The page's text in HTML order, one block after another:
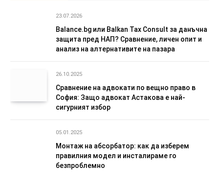
23.07.2026
Balance.bg или Balkan Tax Consult за данъчна
защита пред НАП? Сравнение, личен опит и
анализ на алтернативите на пазара
26.10.2025
Сравнение на адвокати по вещно право в
София: Защо адвокат Астакова е най-
сигурният избор
05.01.2025
Монтаж на абсорбатор: как да изберем
правилния модел и инсталираме го
безпроблемно